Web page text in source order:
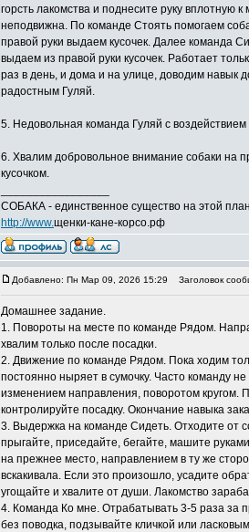
горсть лакомства и поднесите руку вплотную
неподвижна. По команде Стоять помогаем
правой руки выдаем кусочек. Далее команда
выдаем из правой руки кусочек. Работает
раз в день, и дома и на улице, доводим навык
радостным Гуляй.
5. Недовольная команда Гуляй с воздействием
6. Хвалим добровольное внимание собаки на
кусочком.
СОБАКА - единственное существо на этой
http://www.щенки-кане-корсо.рф
Добавлено: Пн Мар 09, 2026 15:29 Заголовок
Домашнее задание.
1. Повороты на месте по команде Рядом.
хвалим только после посадки.
2. Движение по команде Рядом. Пока ходим
постоянно ныряет в сумочку. Часто команду
изменением направления, поворотом кругом.
контролируйте посадку. Окончание навыка
3. Выдержка на команде Сидеть. Отходите от
прыгайте, приседайте, бегайте, машите
на прежнее место, направлением в ту же
вскакивала. Если это произошло, усадите
угощайте и хвалите от души. Лакомство
4. Команда Ко мне. Отрабатывать 3-5 раза за
без поводка, подзывайте кличкой или